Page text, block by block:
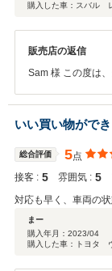
購入した車：スバル
販売店の返信
Sam 様 この度は
末永いお付き合い
いい買い物ができ
総合評価 5点
接客 : 5 雰囲気 : 5
対応も早く、車両の
まー
購入年月： 2023/04
購入した車：トヨタ